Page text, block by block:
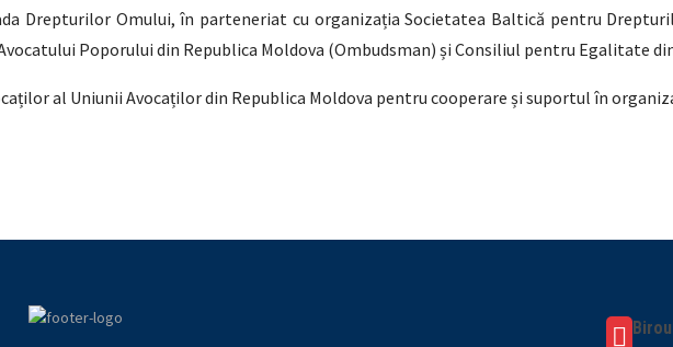
Drepturilor Omului, în parteneriat cu organizația Societatea Baltică pentru
Poporului din Republica Moldova (Ombudsman) și Consiliul pentru Egalitate
al Uniunii Avocaților din Republica Moldova pentru cooperare și suportul în